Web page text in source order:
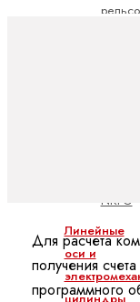
NRFG
Линейные
оси и
Для расчета
получения
программного